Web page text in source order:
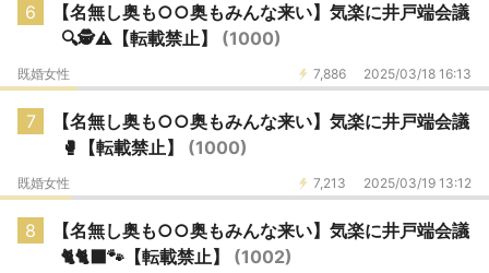
6
【名無し奥も○○奥もみんな来い】気楽に井戸端会議
🔍🕵️⚠️【転載禁止】 (1000)
7,886 2025/03/18 16:13
既婚女性
7
【名無し奥も○○奥もみんな来い】気楽に井戸端会議
🥊【転載禁止】 (1000)
7,213 2025/03/19 13:12
既婚女性
8
【名無し奥も○○奥もみんな来い】気楽に井戸端会議
🐈🐈‍⬛🐾【転載禁止】 (1002)